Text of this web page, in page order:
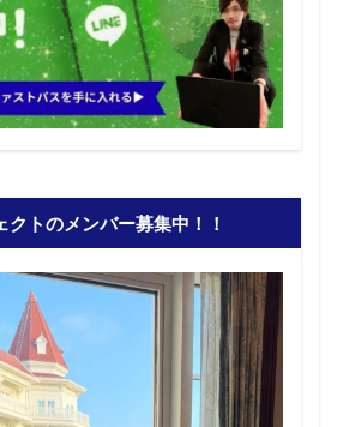
トのメンバー募集中！！